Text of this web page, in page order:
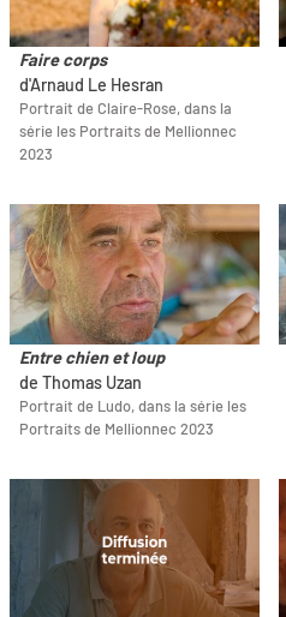
Faire corps
d'Arnaud Le Hesran
Portrait de Claire-Rose, dans la
série les Portraits de Mellionnec
2023
Entre chien et loup
de Thomas Uzan
Portrait de Ludo, dans la série les
Portraits de Mellionnec 2023